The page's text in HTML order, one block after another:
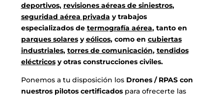
deportivos, revisiones aéreas de siniestros,
seguridad aérea privada y trabajos
especializados de termografía aérea, tanto en
parques solaresyeólicos, como en cubiertas
industriales, torres de comunicación, tendidos
eléctricosy otras construcciones civiles.
Ponemos a tu disposición los Drones / RPAS con
nuestros pilotos certificados para ofrecerte las